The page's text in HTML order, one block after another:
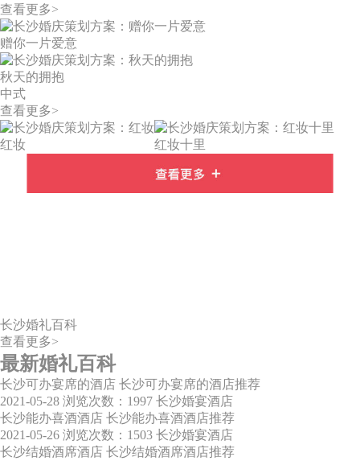
查看更多>
赠你一片爱意
秋天的拥抱
中式
查看更多>
红妆 红妆十里
长沙婚礼百科
查看更多>
最新婚礼百科
长沙可办宴席的酒店 长沙可办宴席的酒店推荐
2021-05-28 浏览次数：1997 长沙婚宴酒店
长沙能办喜酒酒店 长沙能办喜酒酒店推荐
2021-05-26 浏览次数：1503 长沙婚宴酒店
长沙结婚酒席酒店 长沙结婚酒席酒店推荐